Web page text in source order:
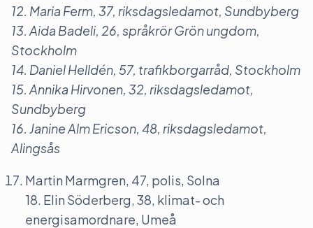
12. Maria Ferm, 37, riksdagsledamot, Sundbyberg
13. Aida Badeli, 26, språkrör Grön ungdom,
Stockholm
14. Daniel Helldén, 57, trafikborgarråd, Stockholm
15. Annika Hirvonen, 32, riksdagsledamot,
Sundbyberg
16. Janine Alm Ericson, 48, riksdagsledamot,
Alingsås
Martin Marmgren, 47, polis, Solna
18. Elin Söderberg, 38, klimat- och
energisamordnare, Umeå